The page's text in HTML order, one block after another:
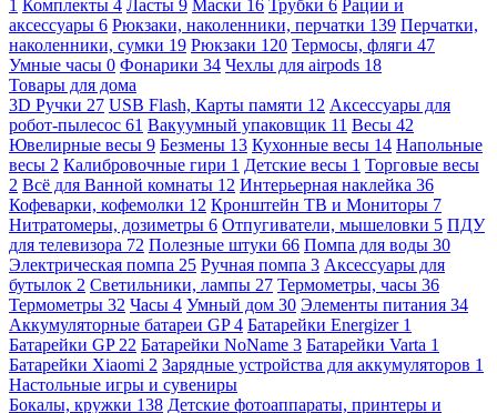
1 Комплекты 4 Ласты 9 Маски 16 Трубки 6 Рации и
аксессуары 6 Рюкзаки, наколенники, перчатки 139 Перчатки,
наколенники, сумки 19 Рюкзаки 120 Термосы, фляги 47
Умные часы 0 Фонарики 34 Чехлы для airpods 18
Товары для дома
3D Ручки 27 USB Flash, Карты памяти 12 Аксессуары для
робот-пылесос 61 Вакуумный упаковщик 11 Весы 42
Ювелирные весы 9 Безмены 13 Кухонные весы 14 Напольные
весы 2 Калибровочные гири 1 Детские весы 1 Торговые весы
2 Всё для Ванной комнаты 12 Интерьерная наклейка 36
Кофеварки, кофемолки 12 Кронштейн ТВ и Мониторы 7
Нитратомеры, дозиметры 6 Отпугиватели, мышеловки 5 ПДУ
для телевизора 72 Полезные штуки 66 Помпа для воды 30
Электрическая помпа 25 Ручная помпа 3 Аксессуары для
бутылок 2 Светильники, лампы 27 Термометры, часы 36
Термометры 32 Часы 4 Умный дом 30 Элементы питания 34
Аккумуляторные батареи GP4 Батарейки Energizer 1
Батарейки GP 22 Батарейки NoName 3 Батарейки Varta 1
Батарейки Xiaomi 2 Зарядные устройства для аккумуляторов 1
Настольные игры и сувениры
Бокалы, кружки 138 Детские фотоаппараты, принтеры и